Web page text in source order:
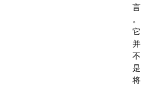
言
。
它
并
不
是
将